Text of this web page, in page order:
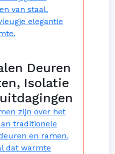
van staal.
elegantie
Deuren
Isolatie
zijn over het
traditionele
en ramen.
dat warmte